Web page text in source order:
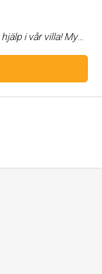
var löst. Väldigt trevligt bemötande också. Kan varmt rekommendera detta företag./Gunilla J.